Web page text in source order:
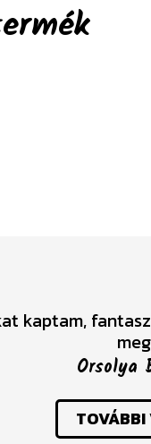
kaptam,
Orsolya
TOVÁBBI